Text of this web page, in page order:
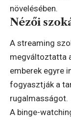
növelésében.
Nézői
A streaming
megváltoztatta
emberek egyre
fogyasztják a
rugalmasságot.
A binge-